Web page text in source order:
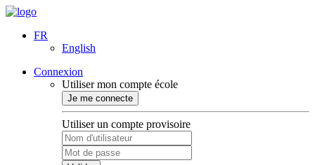
FR
English
Connexion
Utiliser mon compte école
Je me connecte
Utiliser un compte provisoire